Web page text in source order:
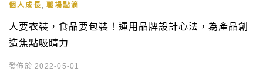
個人成長 職場點滴
人要衣裝，食品要包裝！運用品牌設計心法，為產品創
造焦點吸睛力
發佈於 2022-05-01